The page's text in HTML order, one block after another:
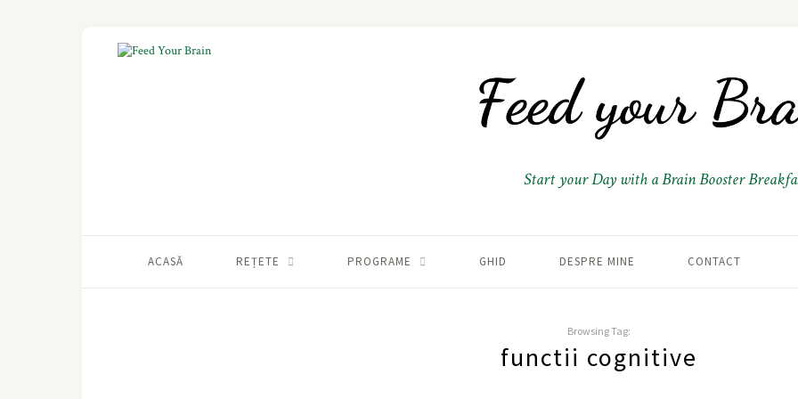
Start your Day with a Brain Booster
ACASĂ REȚETE PROGRAME GHID DESPRE MINE CONTACT
Browsing Tag:
functii cognitive